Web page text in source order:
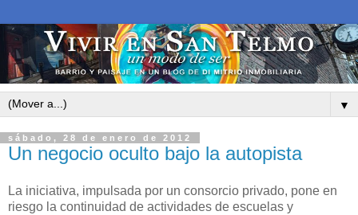
▼
sábado, 28 de enero de 2012
Un negocio oculto bajo la autopista
La iniciativa, impulsada por un consorcio privado, pone en
riesgo la continuidad de actividades de escuelas y